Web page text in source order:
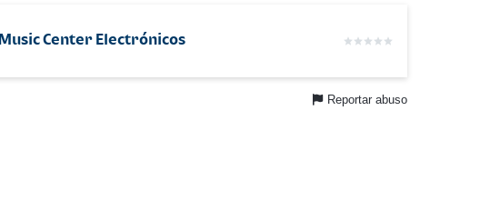
Music Center Electrónicos
Reportar abuso